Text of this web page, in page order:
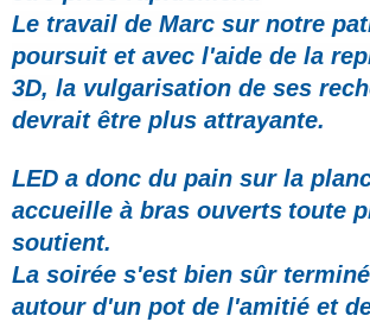
Le travail de Marc sur notre
poursuit et avec l'aide de la
3D, la vulgarisation de ses
devrait être plus attrayante.
LED a donc du pain sur la
accueille à bras ouverts toute
soutient.
La soirée s'est bien sûr
autour d'un pot de l'amitié et